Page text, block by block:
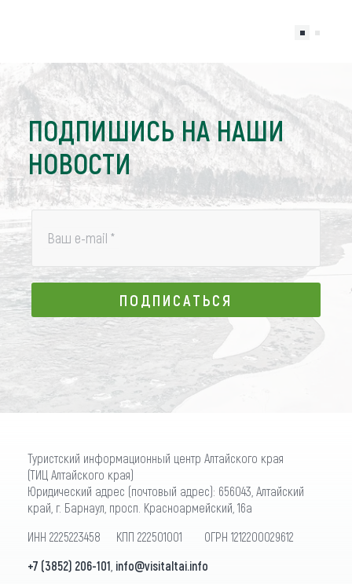
ПОДПИШИСЬ НА НАШИ
НОВОСТИ
Ваш e-mail *
ПОДПИСАТЬСЯ
ПОДПИСАТЬСЯ
Туристский информационный центр Алтайского края
(ТИЦ Алтайского края)
Юридический адрес (почтовый адрес): 656043, Алтайский
край, г. Барнаул, просп. Красноармейский, 16а
ИНН 2225223458 КПП 222501001 ОГРН 1212200029612
+7 (3852) 206-101 info@visitaltai.info